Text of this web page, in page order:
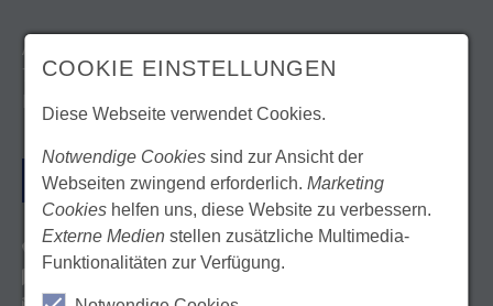
Albstadtweg 9
70567 Stuttgart
Deutschland
ANFAHRT
Tel. 0711 22845-0
Kontaktformular
COOKIE EINSTELLUNGEN
Diese Webseite verwendet Cookies.
Notwendige Cookiessind zur Ansicht der
Webseiten zwingend erforderlich.Marketing
Cookies helfen uns, diese Website zu verbessern.
Externe Medienstellen zusätzliche Multimedia-
Funktionalitäten zur Verfügung.